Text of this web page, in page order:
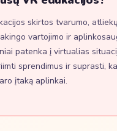
skirtos tvarumo, atliekų
vartojimo ir
patenka į virtualias
sprendimus ir suprasti,
įtaką aplinkai.